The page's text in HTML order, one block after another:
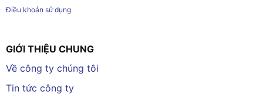
Điều khoản sử dụng
GIỚI THIỆU CHUNG
Về công ty chúng tôi
Tin tức công ty